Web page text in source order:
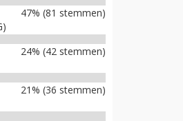
47% (81 stemmen)
24% (42 stemmen)
21% (36 stemmen)